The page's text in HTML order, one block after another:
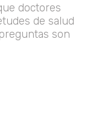
doctores
de salud
son